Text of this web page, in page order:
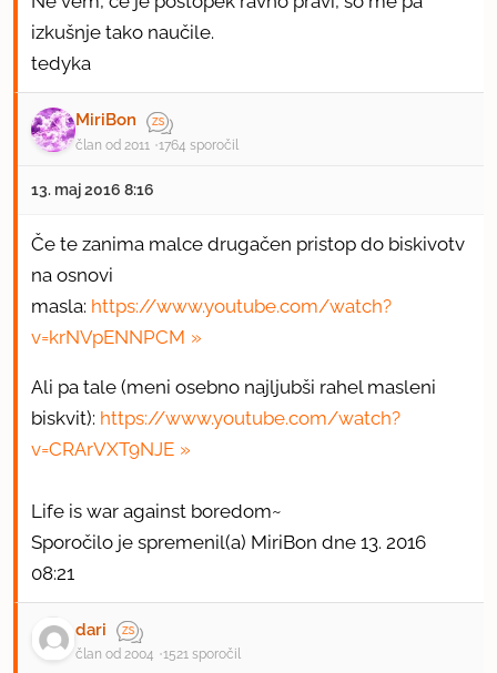
izkušnje tako naučile.
tedyka
MiriBon
član od 2011 1764 sporočil
13. maj 2016 8:16
Če te zanima malce drugačen pristop do biskivotv
na osnovi
masla: https://www.youtube.com/watch?
v=krNVpENNPCM
Ali pa tale (meni osebno najljubši rahel masleni
biskvit): https://www.youtube.com/watch?
v=CRArVXT9NJE
Life is war against boredom~
Sporočilo je spremenil(a) MiriBon dne 13. 2016
08:21
dari
član od 2004 1521 sporočil